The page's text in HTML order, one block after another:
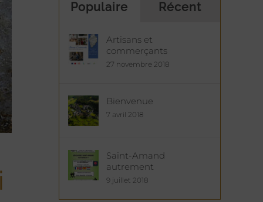
Populaire Récent
Artisans et
commerçants
27 novembre 2018
Bienvenue
7 avril 2018
Saint-Amand
autrement
9 juillet 2018